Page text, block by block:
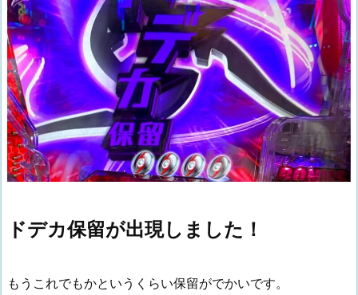
ドデカ保留が出現しました！
もうこれでもかというくらい保留がでかいです。